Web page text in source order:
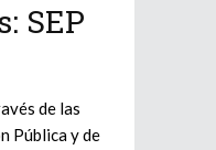
SEP
de las
Pública y de